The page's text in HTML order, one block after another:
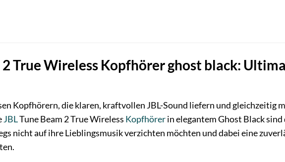
2 True Wireless Kopfhörer ghost black:
Kopfhörern, die klaren, kraftvollen JBL-Sound liefern und gleichzeitig
JBLTune Beam 2 True Wireless Kopfhörerin elegantem Ghost Black
nicht auf ihre Lieblingsmusik verzichten möchten und dabei eine